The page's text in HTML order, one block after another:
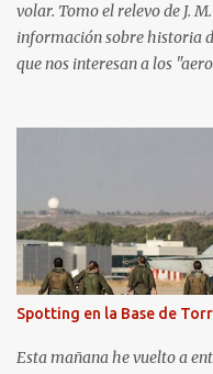
volar. Tomo el relevo de J.
información sobre historia
que nos interesan a los
Aerospotters Principado a
aeródromo de La Morgal
procesar esas imágenes).
Gijón . He aquí algunas de
domingo.
Spotting en la Base de
Esta mañana he vuelto a